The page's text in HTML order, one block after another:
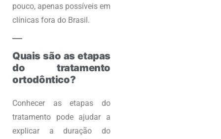
pouco, apenas possíveis em
clínicas fora do Brasil.
Quais são as etapas
do tratamento
ortodôntico?
Conhecer as etapas do
tratamento pode ajudar a
explicar a duração do